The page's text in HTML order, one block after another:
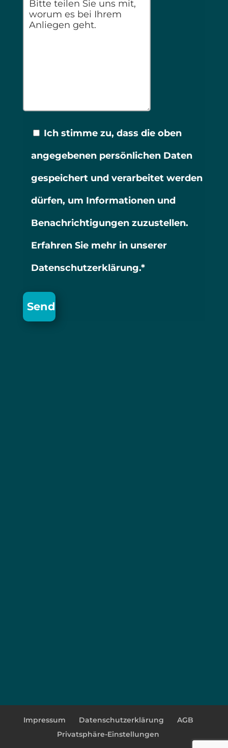
Ich stimme zu, dass die oben
angegebenen persönlichen Daten
gespeichert und verarbeitet werden
dürfen, um Informationen und
Benachrichtigungen zuzustellen.
Erfahren Sie mehr in unserer
Datenschutzerklärung.*
Impressum Datenschutzerklärung
AGB
Privatsphäre-Einstellungen